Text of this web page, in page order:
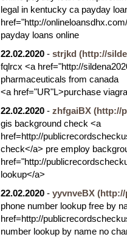
legal in kentucky ca payday
href="http://
payday loans online
22.02.2020 - strjkd (http://
fqlrcx <a href="http://
pharmaceuticals from canada
<a href="UR"L>purchase
22.02.2020 - zhfgaiBX (http://
gis background check <a
href=http://
check</a> pre employ
href="http://
lookup</a>
22.02.2020 - yyvnveBX (http://
phone number lookup free by
href=http://
number lookup by name no